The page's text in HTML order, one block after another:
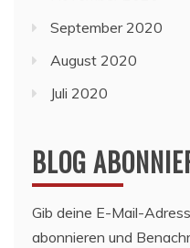
September 2020
August 2020
Juli 2020
BLOG
Gib deine E-Mail-
abonnieren und